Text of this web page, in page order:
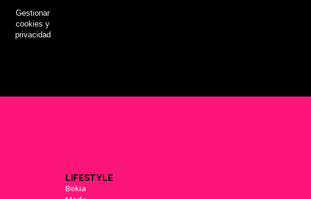
Gestionar
cookies y
privacidad
LIFESTYLE
Bekia